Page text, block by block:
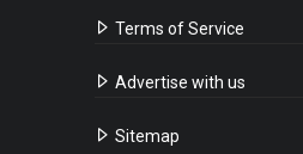
Terms of Service
Advertise with us
Sitemap